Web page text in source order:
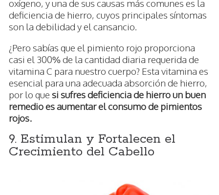
oxígeno, y una de sus causas más comunes es la
deficiencia de hierro, cuyos principales síntomas
son la debilidad y el cansancio.
¿Pero sabías que el pimiento rojo proporciona
casi el 300% de la cantidad diaria requerida de
vitamina C para nuestro cuerpo? Esta vitamina es
esencial para una adecuada absorción de hierro,
por lo que si sufres deficiencia de hierro un buen
remedio es aumentar el consumo de pimientos
rojos.
9. Estimulan y Fortalecen el
Crecimiento del Cabello